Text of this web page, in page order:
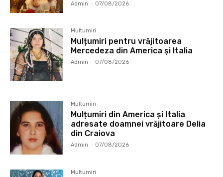
Admin - 07/08/2026
Multumiri
Mulțumiri pentru vrăjitoarea
Mercedeza din America și Italia
Admin - 07/08/2026
Multumiri
Mulțumiri din America și Italia
adresate doamnei vrăjitoare Delia
din Craiova
Admin - 07/08/2026
Multumiri